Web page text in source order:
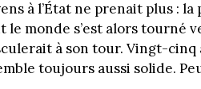
à l’État ne prenait plus : la
le monde s’est alors tourné
à son tour. Vingt-cinq
toujours aussi solide.